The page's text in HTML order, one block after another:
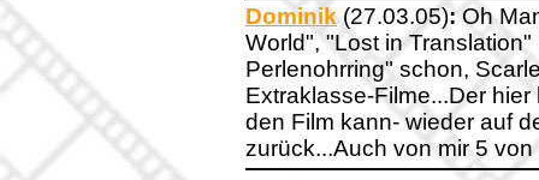
Dominik (27.03.05):Oh
World", "Lost in
Perlenohrring" schon,
Extraklasse-Filme...Der
den Film kann- wieder auf
zurück...Auch von mir 5 von